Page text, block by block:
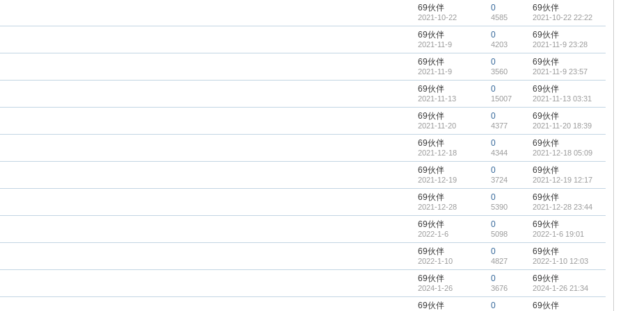
69伙伴
2021-10-22
0
4585
69伙伴
2021-10-22 22:22
69伙伴
2021-11-9
0
4203
69伙伴
2021-11-9 23:28
69伙伴
2021-11-9
0
3560
69伙伴
2021-11-9 23:57
69伙伴
2021-11-13
0
15007
69伙伴
2021-11-13 03:31
69伙伴
2021-11-20
0
4377
69伙伴
2021-11-20 18:39
69伙伴
2021-12-18
0
4344
69伙伴
2021-12-18 05:09
69伙伴
2021-12-19
0
3724
69伙伴
2021-12-19 12:17
69伙伴
2021-12-28
0
5390
69伙伴
2021-12-28 23:44
69伙伴
2022-1-6
0
5098
69伙伴
2022-1-6 19:01
69伙伴
2022-1-10
0
4827
69伙伴
2022-1-10 12:03
69伙伴
2024-1-26
0
3676
69伙伴
2024-1-26 21:34
69伙伴 0 69伙伴